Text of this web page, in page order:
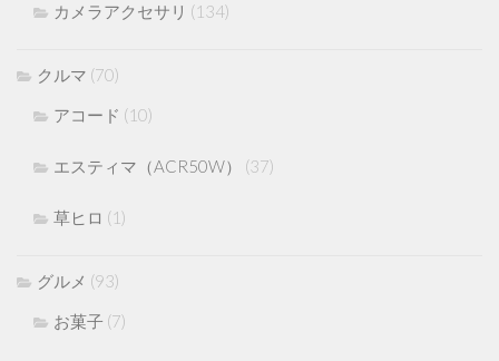
カメラアクセサリ (134)
クルマ (70)
アコード (10)
エスティマ（ACR50W） (37)
草ヒロ (1)
グルメ (93)
お菓子 (7)